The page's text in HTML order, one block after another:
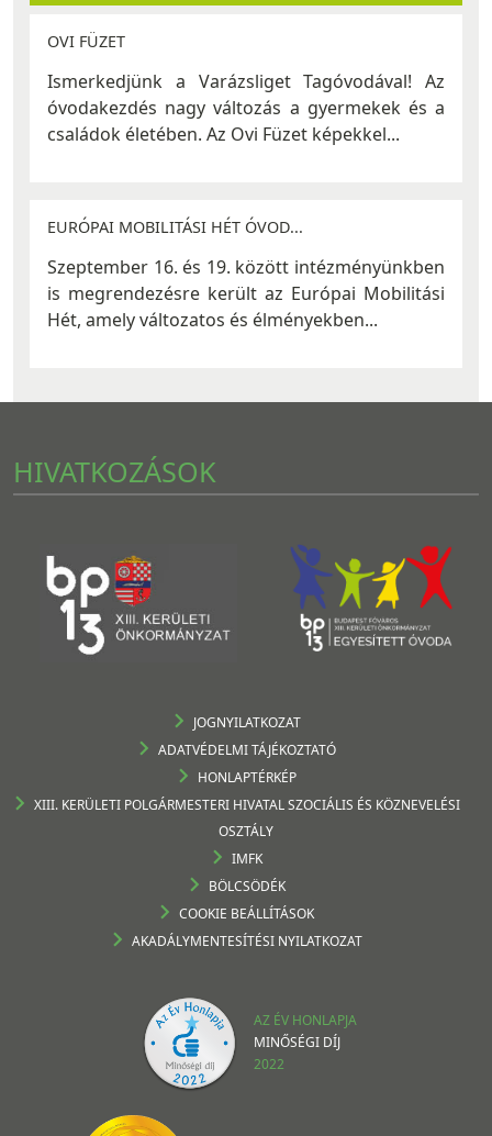
OVI FÜZET
Ismerkedjünk a Varázsliget Tagóvodával! Az
óvodakezdés nagy változás a gyermekek és a
családok életében. Az Ovi Füzet képekkel...
EURÓPAI MOBILITÁSI HÉT ÓVOD...
Szeptember 16. és 19. között intézményünkben
is megrendezésre került az Európai Mobilitási
Hét, amely változatos és élményekben...
HIVATKOZÁSOK
JOGNYILATKOZAT
ADATVÉDELMI TÁJÉKOZTATÓ
HONLAPTÉRKÉP
XIII. KERÜLETI POLGÁRMESTERI HIVATAL SZOCIÁLIS ÉS KÖZNEVELÉSI
OSZTÁLY
IMFK
BÖLCSÖDÉK
COOKIE BEÁLLÍTÁSOK
AKADÁLYMENTESÍTÉSI NYILATKOZAT
AZ ÉV HONLAPJA
MINŐSÉGI DÍJ
2022